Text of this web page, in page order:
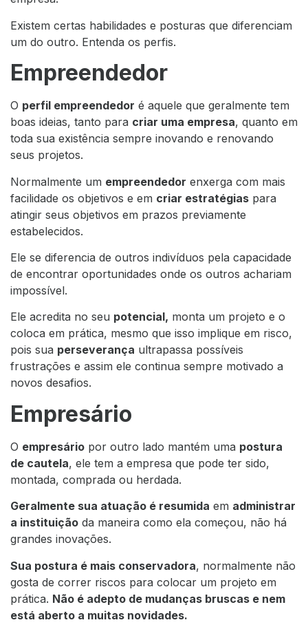
Existem certas habilidades e posturas que diferenciam
um do outro. Entenda os perfis.
Empreendedor
O perfil empreendedor é aquele que geralmente tem
boas ideias, tanto para criar uma empresa, quanto em
toda sua existência sempre inovando e renovando
seus projetos.
Normalmente um empreendedor enxerga com mais
facilidade os objetivos e em criar estratégias para
atingir seus objetivos em prazos previamente
estabelecidos.
Ele se diferencia de outros indivíduos pela capacidade
de encontrar oportunidades onde os outros achariam
impossível.
Ele acredita no seu potencial, monta um projeto e o
coloca em prática, mesmo que isso implique em risco,
pois sua perseverança ultrapassa possíveis
frustrações e assim ele continua sempre motivado a
novos desafios.
Empresário
O empresário por outro lado mantém uma postura
de cautela, ele tem a empresa que pode ter sido,
montada, comprada ou herdada.
Geralmente sua atuação é resumida em administrar
a instituição da maneira como ela começou, não há
grandes inovações.
Sua postura é mais conservadora, normalmente não
gosta de correr riscos para colocar um projeto em
prática. Não é adepto de mudanças bruscas e nem
está aberto a muitas novidades.